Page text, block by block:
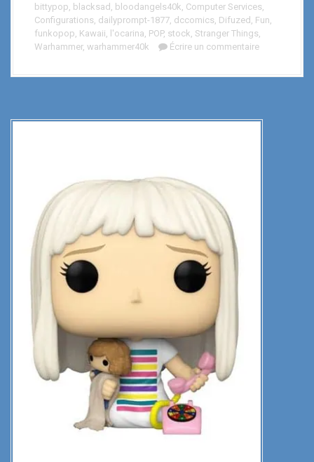
bittypop, blacksad , bloodangels40k, Computer Services,
Configurations, dailyprompt-1877, dccomics, Difuzed , Fun,
funkopop, Kawaii, l'ocarina, POP, stock, Stranger Things,
Warhammer, warhammer40k Écrire un commentaire